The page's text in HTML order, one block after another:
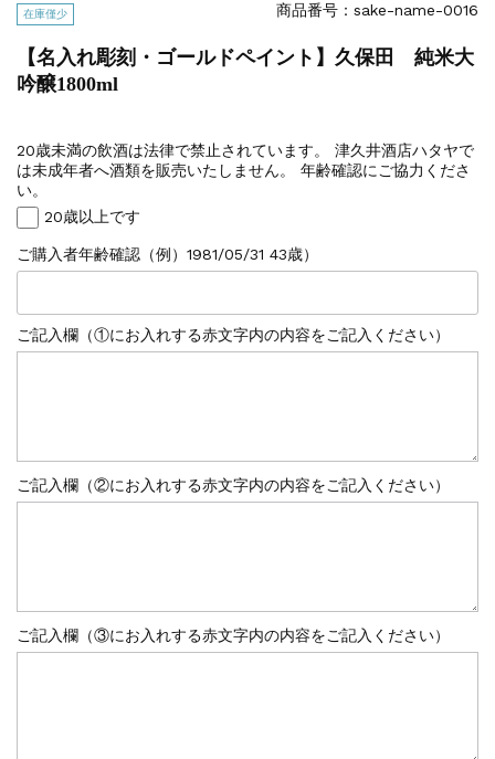
在庫僅少 商品番号：sake-name-0016
【名入れ彫刻・ゴールドペイント】久保田 純米大
吟醸1800ml
20歳未満の飲酒は法律で禁止されています。 津久井酒店ハタヤで
は未成年者へ酒類を販売いたしません。 年齢確認にご協力くださ
い。
20歳以上です
ご購入者年齢確認（例）1981/05/31 43歳）
ご記入欄（①にお入れする赤文字内の内容をご記入ください）
ご記入欄（②にお入れする赤文字内の内容をご記入ください）
ご記入欄（③にお入れする赤文字内の内容をご記入ください）